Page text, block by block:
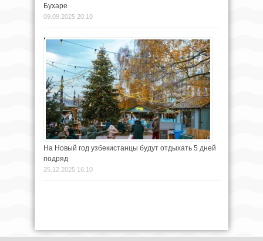
Бухаре
09.09.2025 20:10
На Новый год узбекистанцы будут отдыхать 5 дней
подряд
25.12.2025 16:10